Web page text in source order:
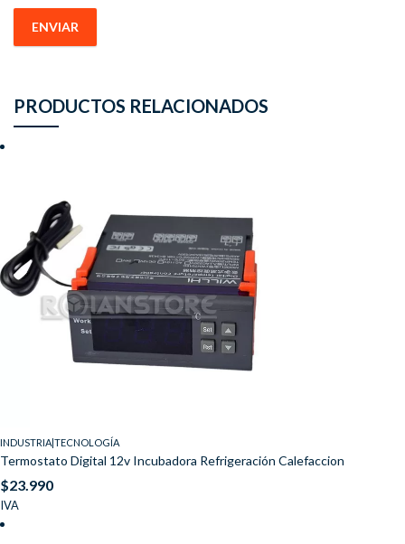
PRODUCTOS RELACIONADOS
INDUSTRIA|TECNOLOGÍA
Termostato Digital 12v Incubadora Refrigeración Calefaccion
$23.990
IVA